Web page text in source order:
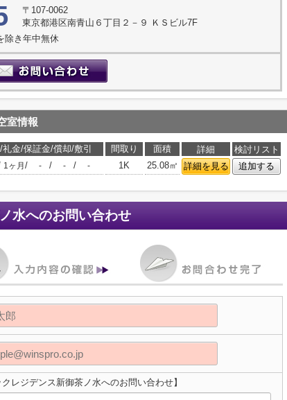
〒107-0062
東京都港区南青山６丁目２－９ ＫＳビル7F
除き年中無休
室情報
礼金/保証金/償却/敷引 間取り 面積 詳細
検討リスト
1ヶ月 / - / - / - 1K 25.08㎡ 詳細を見る 追加する
水へのお問い合わせ
クレジデンス新御茶ノ水へのお問い合わせ】